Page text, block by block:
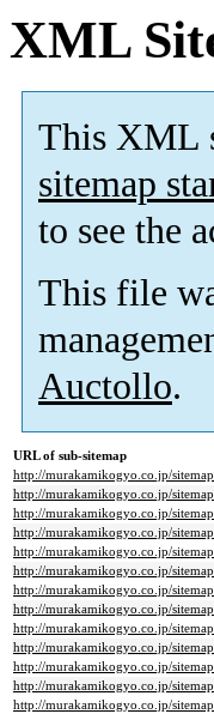
XML
This XML
sitemap
to see the
This file
Auctollo.
URL of sub-sitemap
http://murakamikogyo.co.jp/
http://murakamikogyo.co.jp/
http://murakamikogyo.co.jp/
http://murakamikogyo.co.jp/
http://murakamikogyo.co.jp/
http://murakamikogyo.co.jp/
http://murakamikogyo.co.jp/
http://murakamikogyo.co.jp/
http://murakamikogyo.co.jp/
http://murakamikogyo.co.jp/
http://murakamikogyo.co.jp/
http://murakamikogyo.co.jp/
http://murakamikogyo.co.jp/